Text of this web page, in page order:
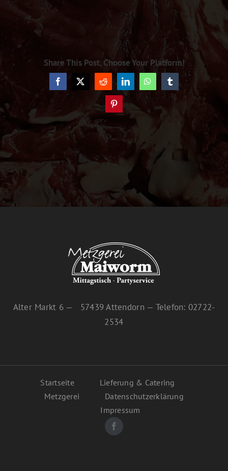
Share This Post, Choose Your Platform!
Facebook
X RedditLinkedInWhatsAppTumblr
Pinterest
Alter Markt 6 — 57439 Attendorn — Telefon: 02722-
2534
Startseite
Lieferung & Catering
Metzgerei
Datenschutzerklärung
Impressum